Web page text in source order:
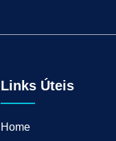
Marketing de Busca Industrial
Links Úteis
Home